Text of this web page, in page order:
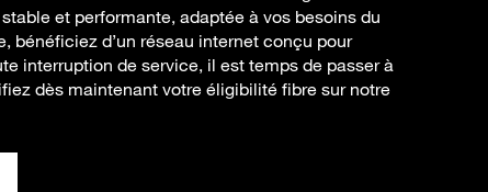
et performante, adaptée à vos besoins du
bénéficiez d’un réseau internet conçu pour
interruption de service, il est temps de passer à
dès maintenant votre éligibilité fibre sur notre